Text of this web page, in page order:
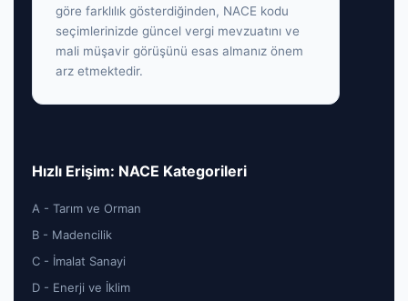
göre farklılık gösterdiğinden, NACE kodu
seçimlerinizde güncel vergi mevzuatını ve
mali müşavir görüşünü esas almanız önem
arz etmektedir.
Hızlı Erişim: NACE Kategorileri
A - Tarım ve Orman
B - Madencilik
C - İmalat Sanayi
D - Enerji ve İklim